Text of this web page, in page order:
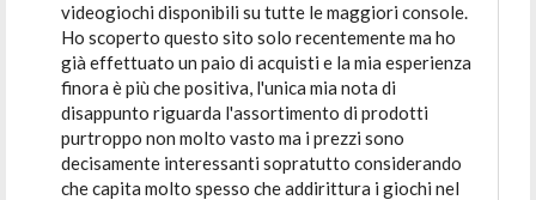
videogiochi disponibili su tutte le maggiori console.
Ho scoperto questo sito solo recentemente ma ho
già effettuato un paio di acquisti e la mia esperienza
finora è più che positiva, l'unica mia nota di
disappunto riguarda l'assortimento di prodotti
purtroppo non molto vasto ma i prezzi sono
decisamente interessanti sopratutto considerando
che capita molto spesso che addirittura i giochi nel